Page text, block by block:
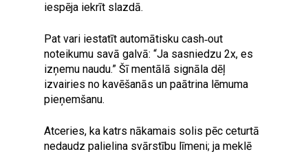
iespēja iekrīt slazdā.
Pat vari iestatīt automātisku cash‑out
noteikumu savā galvā: “Ja sasniedzu 2x, es
izņemu naudu.” Šī mentālā signāla dēļ
izvairies no kavēšanās un paātrina lēmuma
pieņemšanu.
Atceries, ka katrs nākamais solis pēc ceturtā
nedaudz palielina svārstību līmeni; ja meklē